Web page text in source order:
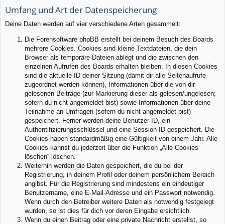
Umfang und Art der Datenspeicherung
Deine Daten werden auf vier verschiedene Arten gesammelt:
Die Forensoftware phpBB erstellt bei deinem Besuch des Boards
mehrere Cookies. Cookies sind kleine Textdateien, die dein
Browser als temporäre Dateien ablegt und die zwischen den
einzelnen Aufrufen des Boards erhalten bleiben. In diesen Cookies
sind die aktuelle ID deiner Sitzung (damit dir alle Seitenaufrufe
zugeordnet werden können), Informationen über die von dir
gelesenen Beiträge (zur Markierung dieser als gelesen/ungelesen;
sofern du nicht angemeldet bist) sowie Informationen über deine
Teilnahme an Umfragen (sofern du nicht angemeldet bist)
gespeichert. Ferner werden deine Benutzer-ID, ein
Authentifizierungsschlüssel und eine Session-ID gespeichert. Die
Cookies haben standardmäßig eine Gültigkeit von einem Jahr. Alle
Cookies kannst du jederzeit über die Funktion „Alle Cookies
löschen“ löschen.
Weiterhin werden die Daten gespeichert, die du bei der
Registrierung, in deinem Profil oder deinem persönlichem Bereich
angibst. Für die Registrierung sind mindestens ein eindeutiger
Benutzername, eine E-Mail-Adresse und ein Passwort notwendig.
Wenn durch den Betreiber weitere Daten als notwendig festgelegt
wurden, so ist dies für dich vor deren Eingabe ersichtlich.
Wenn du einen Beitrag oder eine private Nachricht erstellst, so